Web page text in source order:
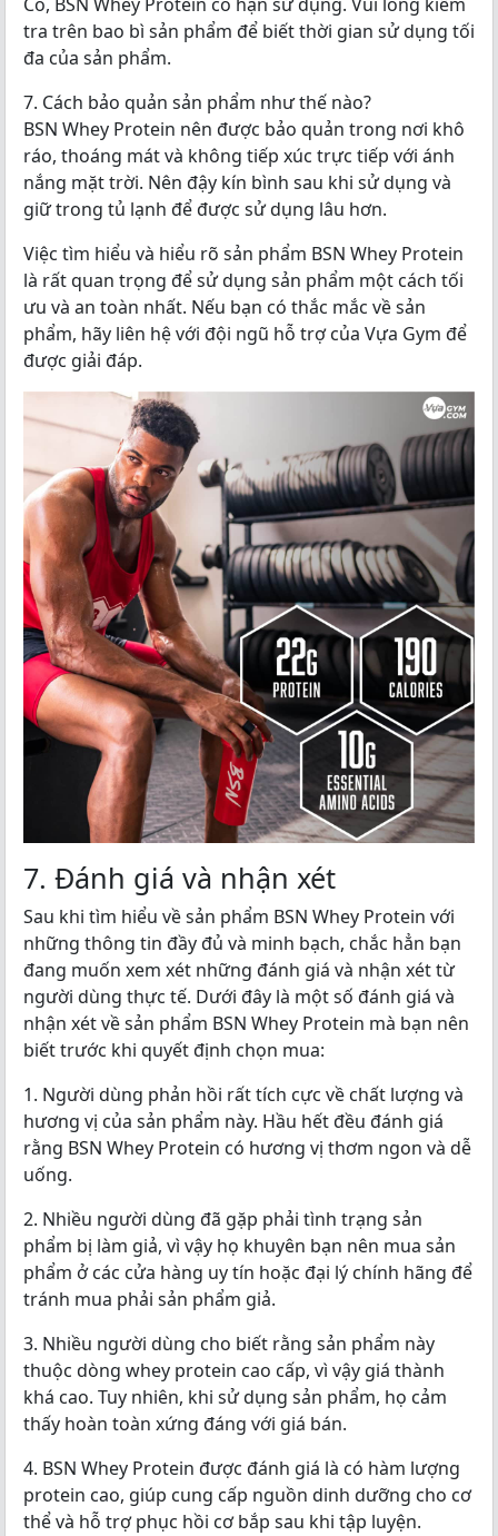
tra trên bao bì sản phẩm để biết thời gian sử dụng tối
đa của sản phẩm.
7. Cách bảo quản sản phẩm như thế nào?
BSN Whey Protein nên được bảo quản trong nơi khô
ráo, thoáng mát và không tiếp xúc trực tiếp với ánh
nắng mặt trời. Nên đậy kín bình sau khi sử dụng và
giữ trong tủ lạnh để được sử dụng lâu hơn.
Việc tìm hiểu và hiểu rõ sản phẩm BSN Whey Protein
là rất quan trọng để sử dụng sản phẩm một cách tối
ưu và an toàn nhất. Nếu bạn có thắc mắc về sản
phẩm, hãy liên hệ với đội ngũ hỗ trợ của Vựa Gym để
được giải đáp.
7. Đánh giá và nhận xét
Sau khi tìm hiểu về sản phẩm BSN Whey Protein với
những thông tin đầy đủ và minh bạch, chắc hẳn bạn
đang muốn xem xét những đánh giá và nhận xét từ
người dùng thực tế. Dưới đây là một số đánh giá và
nhận xét về sản phẩm BSN Whey Protein mà bạn nên
biết trước khi quyết định chọn mua:
1. Người dùng phản hồi rất tích cực về chất lượng và
hương vị của sản phẩm này. Hầu hết đều đánh giá
rằng BSN Whey Protein có hương vị thơm ngon và dễ
uống.
2. Nhiều người dùng đã gặp phải tình trạng sản
phẩm bị làm giả, vì vậy họ khuyên bạn nên mua sản
phẩm ở các cửa hàng uy tín hoặc đại lý chính hãng để
tránh mua phải sản phẩm giả.
3. Nhiều người dùng cho biết rằng sản phẩm này
thuộc dòng whey protein cao cấp, vì vậy giá thành
khá cao. Tuy nhiên, khi sử dụng sản phẩm, họ cảm
thấy hoàn toàn xứng đáng với giá bán.
4. BSN Whey Protein được đánh giá là có hàm lượng
protein cao, giúp cung cấp nguồn dinh dưỡng cho cơ
thể và hỗ trợ phục hồi cơ bắp sau khi tập luyện.